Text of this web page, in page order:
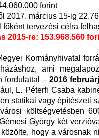
forint
2017. március 15-ig
tervezési célra
2015-re: 153.968.560
Kormányhivatal
ami
fordulattal – 2016
L. Péterfi Csaba
statikai vagy építészeti
költségvetésben
György két
hogy a városnak